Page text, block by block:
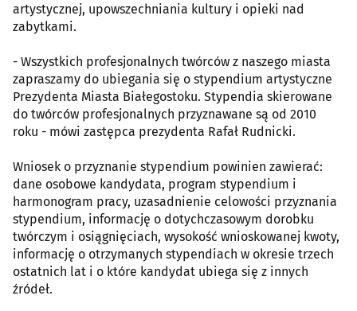
artystycznej, upowszechniania kultury i opieki nad
zabytkami.
- Wszystkich profesjonalnych twórców z naszego miasta
zapraszamy do ubiegania się o stypendium artystyczne
Prezydenta Miasta Białegostoku. Stypendia skierowane
do twórców profesjonalnych przyznawane są od 2010
roku - mówi zastępca prezydenta Rafał Rudnicki.
Wniosek o przyznanie stypendium powinien zawierać:
dane osobowe kandydata, program stypendium i
harmonogram pracy, uzasadnienie celowości przyznania
stypendium, informację o dotychczasowym dorobku
twórczym i osiągnięciach, wysokość wnioskowanej kwoty,
informację o otrzymanych stypendiach w okresie trzech
ostatnich lat i o które kandydat ubiega się z innych
źródeł.